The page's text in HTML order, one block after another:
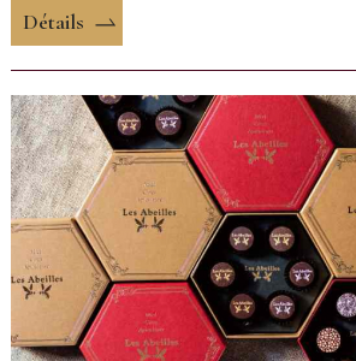
Détails